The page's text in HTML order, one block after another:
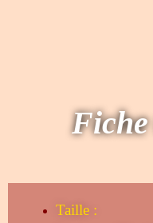
Taille :